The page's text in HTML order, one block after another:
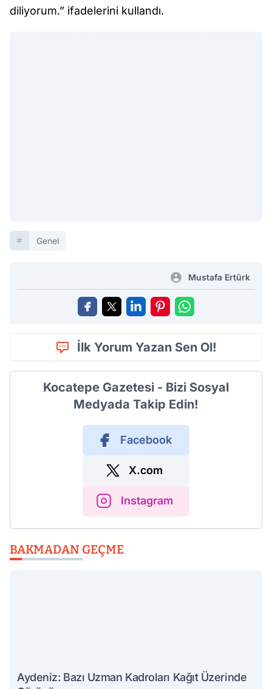
diliyorum.” ifadelerini kullandı.
Genel
Mustafa Ertürk
İlk Yorum Yazan Sen Ol!
Kocatepe Gazetesi - Bizi Sosyal
Medyada Takip Edin!
Facebook
X.com
Instagram
BAKMADAN GEÇME
Aydeniz: Bazı Uzman Kadroları Kağıt Üzerinde